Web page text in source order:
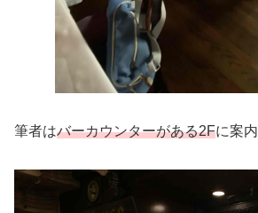
筆者はバーカウンターがある2Fに案